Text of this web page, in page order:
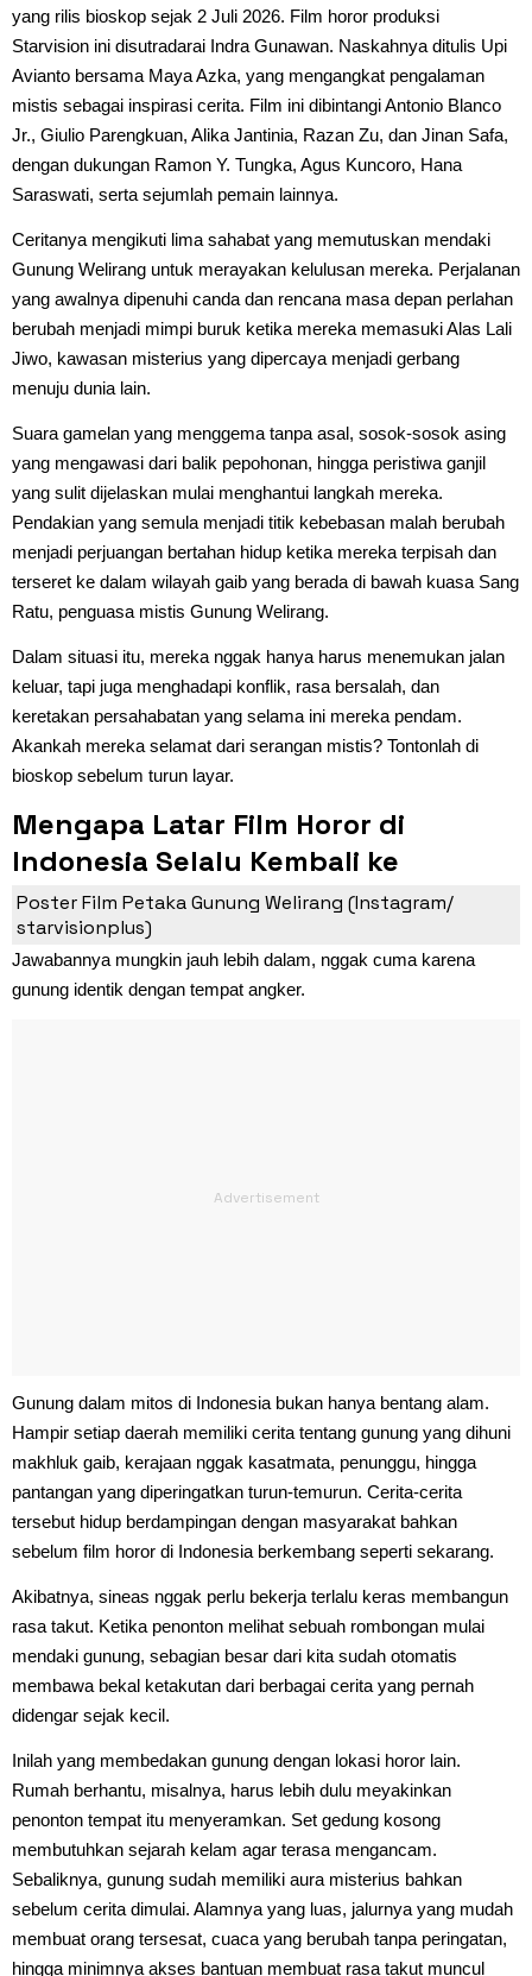
yang rilis bioskop sejak 2 Juli 2026. Film horor produksi
Starvision ini disutradarai Indra Gunawan. Naskahnya ditulis Upi
Avianto bersama Maya Azka, yang mengangkat pengalaman
mistis sebagai inspirasi cerita. Film ini dibintangi Antonio Blanco
Jr., Giulio Parengkuan, Alika Jantinia, Razan Zu, dan Jinan Safa,
dengan dukungan Ramon Y. Tungka, Agus Kuncoro, Hana
Saraswati, serta sejumlah pemain lainnya.
Ceritanya mengikuti lima sahabat yang memutuskan mendaki
Gunung Welirang untuk merayakan kelulusan mereka. Perjalanan
yang awalnya dipenuhi canda dan rencana masa depan perlahan
berubah menjadi mimpi buruk ketika mereka memasuki Alas Lali
Jiwo, kawasan misterius yang dipercaya menjadi gerbang
menuju dunia lain.
Suara gamelan yang menggema tanpa asal, sosok-sosok asing
yang mengawasi dari balik pepohonan, hingga peristiwa ganjil
yang sulit dijelaskan mulai menghantui langkah mereka.
Pendakian yang semula menjadi titik kebebasan malah berubah
menjadi perjuangan bertahan hidup ketika mereka terpisah dan
terseret ke dalam wilayah gaib yang berada di bawah kuasa Sang
Ratu, penguasa mistis Gunung Welirang.
Dalam situasi itu, mereka nggak hanya harus menemukan jalan
keluar, tapi juga menghadapi konflik, rasa bersalah, dan
keretakan persahabatan yang selama ini mereka pendam.
Akankah mereka selamat dari serangan mistis? Tontonlah di
bioskop sebelum turun layar.
Mengapa Latar Film Horor di
Indonesia Selalu Kembali ke
gunung?
Poster Film Petaka Gunung Welirang (Instagram/
starvisionplus)
Jawabannya mungkin jauh lebih dalam, nggak cuma karena
gunung identik dengan tempat angker.
Gunung dalam mitos di Indonesia bukan hanya bentang alam.
Hampir setiap daerah memiliki cerita tentang gunung yang dihuni
makhluk gaib, kerajaan nggak kasatmata, penunggu, hingga
pantangan yang diperingatkan turun-temurun. Cerita-cerita
tersebut hidup berdampingan dengan masyarakat bahkan
sebelum film horor di Indonesia berkembang seperti sekarang.
Akibatnya, sineas nggak perlu bekerja terlalu keras membangun
rasa takut. Ketika penonton melihat sebuah rombongan mulai
mendaki gunung, sebagian besar dari kita sudah otomatis
membawa bekal ketakutan dari berbagai cerita yang pernah
didengar sejak kecil.
Inilah yang membedakan gunung dengan lokasi horor lain.
Rumah berhantu, misalnya, harus lebih dulu meyakinkan
penonton tempat itu menyeramkan. Set gedung kosong
membutuhkan sejarah kelam agar terasa mengancam.
Sebaliknya, gunung sudah memiliki aura misterius bahkan
sebelum cerita dimulai. Alamnya yang luas, jalurnya yang mudah
membuat orang tersesat, cuaca yang berubah tanpa peringatan,
hingga minimnya akses bantuan membuat rasa takut muncul